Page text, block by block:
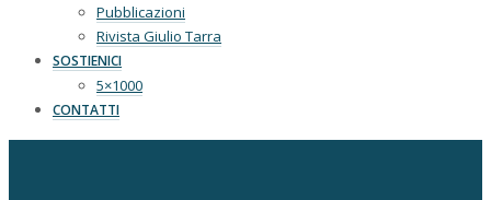
Pubblicazioni
Rivista Giulio Tarra
SOSTIENICI
5×1000
CONTATTI